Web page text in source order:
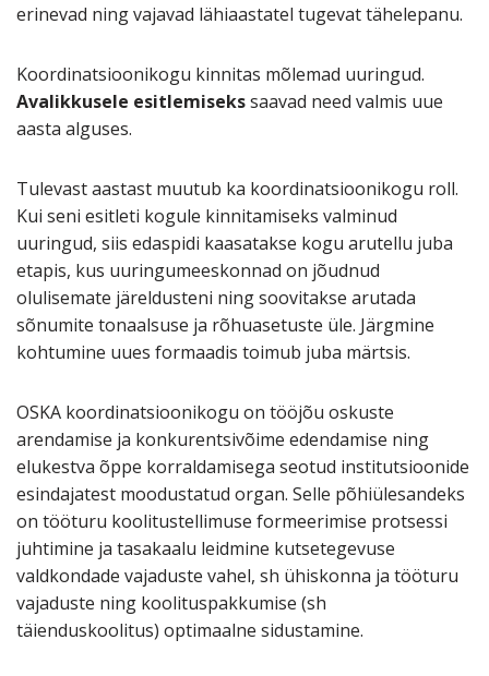
erinevad ning vajavad lähiaastatel tugevat tähelepanu.
Koordinatsioonikogu kinnitas mõlemad uuringud.
Avalikkusele esitlemisekssaavad need valmis uue
aasta alguses.
Tulevast aastast muutub ka koordinatsioonikogu roll.
Kui seni esitleti kogule kinnitamiseks valminud
uuringud, siis edaspidi kaasatakse kogu arutellu juba
etapis, kus uuringumeeskonnad on jõudnud
olulisemate järeldusteni ning soovitakse arutada
sõnumite tonaalsuse ja rõhuasetuste üle. Järgmine
kohtumine uues formaadis toimub juba märtsis.
OSKA koordinatsioonikogu on tööjõu oskuste
arendamise ja konkurentsivõime edendamise ning
elukestva õppe korraldamisega seotud institutsioonide
esindajatest moodustatud organ. Selle põhiülesandeks
on tööturu koolitustellimuse formeerimise protsessi
juhtimine ja tasakaalu leidmine kutsetegevuse
valdkondade vajaduste vahel, sh ühiskonna ja tööturu
vajaduste ning koolituspakkumise (sh
täienduskoolitus) optimaalne sidustamine.